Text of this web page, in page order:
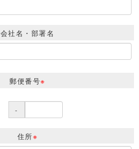
会社名・部署名
郵便番号※
-
住所※